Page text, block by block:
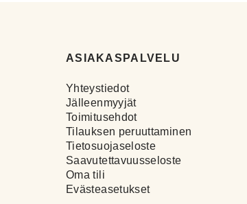
ASIAKASPALVELU
Yhteystiedot
Jälleenmyyjät
Toimitusehdot
Tilauksen peruuttaminen
Tietosuojaseloste
Saavutettavuusseloste
Oma tili
Evästeasetukset